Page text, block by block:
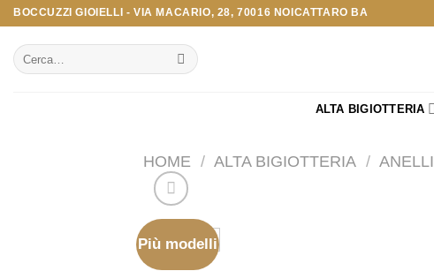
Salta
contenuti
BOCCUZZI GIOIELLI - VIA MACARIO, 28, 70016 NOICATTARO BA
Cerca:
ALTA BIGIOTTERIA
HOME / ALTA BIGIOTTERIA / ANELLI
Più modelli